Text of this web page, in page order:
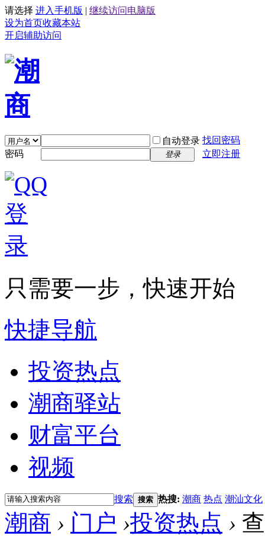
请选择 进入手机版 | 继续访问电脑版
设为首页收藏本站
开启辅助访问
自动登录 找回密码
密码
登录 立即注册
只需要一步，快速开始
快捷导航
投资热点
潮商驿站
财富平台
视频
搜索 搜索 热搜: 潮商 热点 潮汕文化
潮商 › 门户 ›投资热点 ›